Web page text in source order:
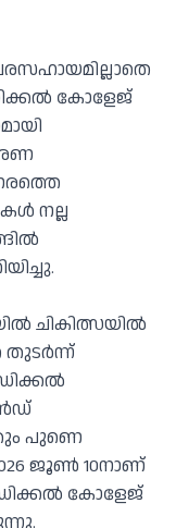
കോളേജ്
നല്ല
ചികിത്സയില്‍
തുടര്‍ന്ന്
പുണെ
ജൂണ്‍ 10നാണ്
കോളേജ്